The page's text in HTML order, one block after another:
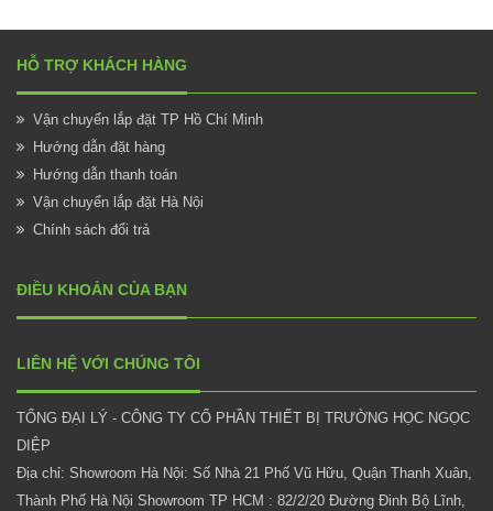
HỖ TRỢ KHÁCH HÀNG
Vận chuyển lắp đặt TP Hồ Chí Minh
Hướng dẫn đặt hàng
Hướng dẫn thanh toán
Vận chuyển lắp đặt Hà Nội
Chính sách đổi trả
ĐIỀU KHOẢN CỦA BẠN
LIÊN HỆ VỚI CHÚNG TÔI
TỔNG ĐẠI LÝ - CÔNG TY CỔ PHẦN THIẾT BỊ TRƯỜNG HỌC NGỌC
DIỆP
Địa chỉ: Showroom Hà Nội: Số Nhà 21 Phố Vũ Hữu, Quận Thanh Xuân,
Thành Phố Hà Nội Showroom TP HCM : 82/2/20 Đường Đinh Bộ Lĩnh,